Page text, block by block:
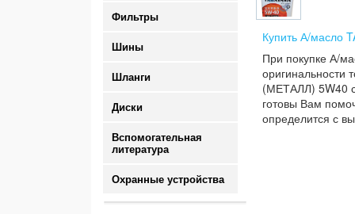
Фильтры
Шины
Шланги
Диски
Вспомогательная
литература
Охранные устройства
Купить А/масло
При покупке А/
оригинальности
(МЕТАЛЛ) 5W40
готовы Вам
определится с